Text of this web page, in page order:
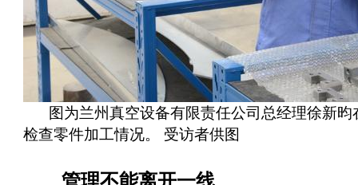
图为兰州真空设备有限责任公司总经理徐新昀
检查零件加工情况。 受访者供图